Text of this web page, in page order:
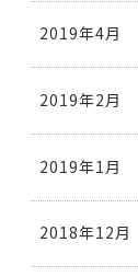
2019年4月
2019年2月
2019年1月
2018年12月